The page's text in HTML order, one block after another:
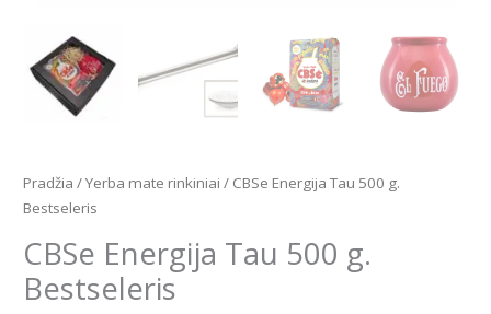
Pradžia /Yerba mate rinkiniai / CBSe Energija Tau 500 g.
Bestseleris
CBSe Energija Tau 500 g.
Bestseleris